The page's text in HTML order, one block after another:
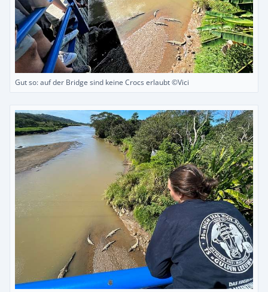
Gut so: auf der Bridge sind keine Crocs erlaubt ©Vici